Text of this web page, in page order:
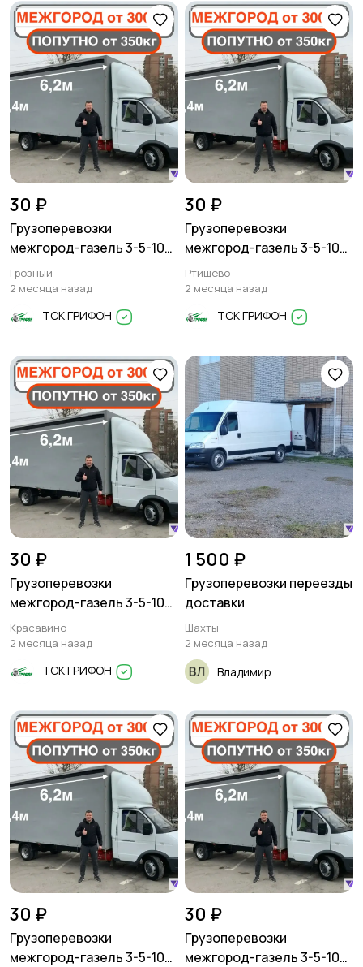
30 ₽
Грузоперевозки
межгород-газель 3-5-10
тонн
Грозный
2 месяца назад
ТСК ГРИФОН
30 ₽
Грузоперевозки
межгород-газель 3-5-10
тонн
Ртищево
2 месяца назад
ТСК ГРИФОН
30 ₽
Грузоперевозки
межгород-газель 3-5-10
тонн
Красавино
2 месяца назад
ТСК ГРИФОН
1 500 ₽
Грузоперевозки переезды
доставки
Шахты
2 месяца назад
Владимир
30 ₽
Грузоперевозки
межгород-газель 3-5-10
30 ₽
Грузоперевозки
межгород-газель 3-5-10